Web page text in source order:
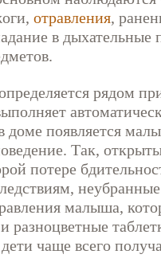
отравления,
в дыхательные
рядом
доме появляется
Так,
потере
неубранные
малыша,
разноцветные
чаще всего